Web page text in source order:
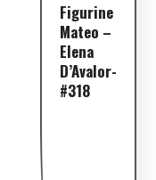
Figurine
Mateo –
Elena
D’Avalor-
#318